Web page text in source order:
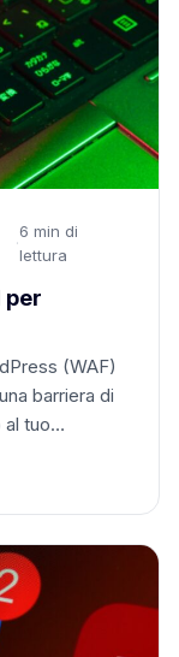
·
6 min di
lettura
per
(WAF)
barriera di
al tuo…